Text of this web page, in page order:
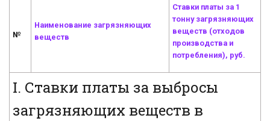
№
Наименование загрязняющих
веществ
Ставки платы за 1
тонну загрязняющих
веществ (отходов
производства и
потребления), руб.
I. Ставки платы за выбросы
загрязняющих веществ в